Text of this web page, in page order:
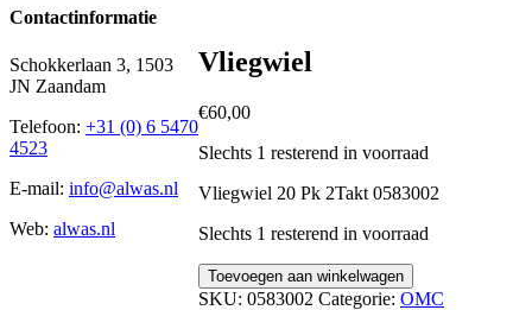
Vliegwiel
€60,00
Slechts 1 resterend in voorraad
Vliegwiel 20 Pk 2Takt 0583002
Slechts 1 resterend in voorraad
Vliegwiel
quantity
Toevoegen aan winkelwagen
SKU: 0583002 Categorie: OMC
Contactinformatie
Schokkerlaan 3, 1503
JN Zaandam
Telefoon: +31 (0) 6 5470
4523
E-mail: info@alwas.nl
Web: alwas.nl